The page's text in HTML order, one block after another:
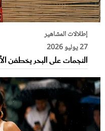
إطلالات المشاهير
27 يوليو 2026
النجمات على البحر يخطفن